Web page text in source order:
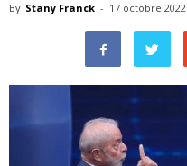
By Stany Franck - 17 octobre 2022